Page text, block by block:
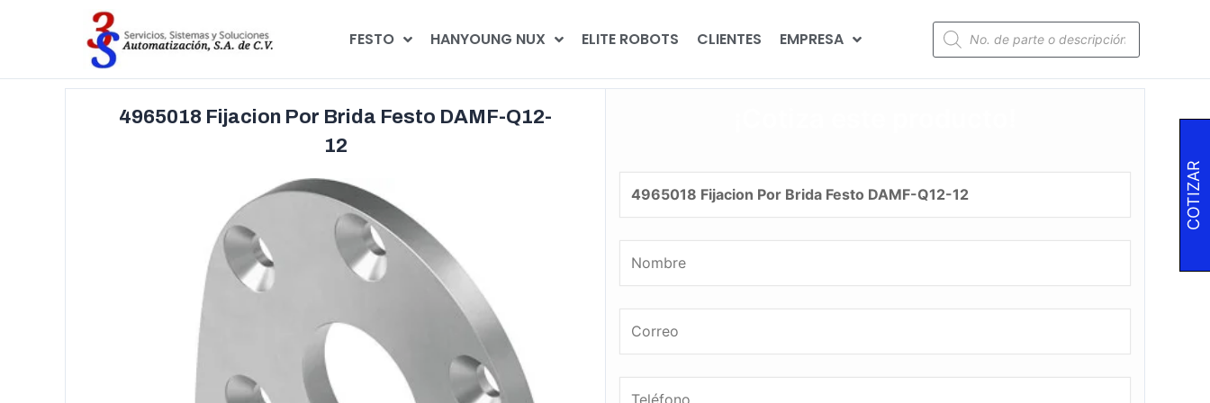
FESTO HANYOUNG NUX ELITE ROBOTS CLIENTES EMPRESA
4965018 Fijacion Por Brida Festo DAMF-Q12-
12
COTIZAR